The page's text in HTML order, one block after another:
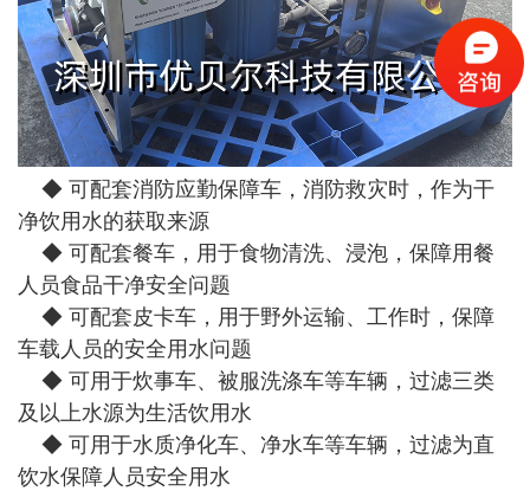
◆ 可配套消防应勤保障车，消防救灾时，作为干
净饮用水的获取来源
◆ 可配套餐车，用于食物清洗、浸泡，保障用餐
人员食品干净安全问题
◆ 可配套皮卡车，用于野外运输、工作时，保障
车载人员的安全用水问题
◆ 可用于炊事车、被服洗涤车等车辆，过滤三类
及以上水源为生活饮用水
◆ 可用于水质净化车、净水车等车辆，过滤为直
饮水保障人员安全用水